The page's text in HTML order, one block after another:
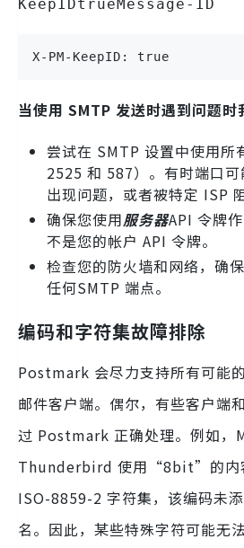
KeepIDtrueMessage-ID
X-PM-KeepID: true
当使用 SMTP 发送时遇到问题时
尝试在 SMTP 设置中使用所
2525 和 587）。有时端口
出现问题，或者被特定 ISP
确保您使用服务器API 令牌
不是您的帐户 API 令牌。
检查您的防火墙和网络，确
任何SMTP 端点。
编码和字符集故障排除
Postmark 会尽力支持所有可能
邮件客户端。偶尔，有些客户端
过 Postmark 正确处理。例如
Thunderbird 使用“8bit”的内
ISO-8859-2 字符集，该编码未
名。因此，某些特殊字符可能无